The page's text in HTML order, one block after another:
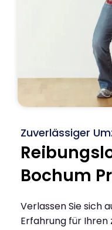
Zuverlässiger
Bochum
Verlassen Sie sich
Erfahrung für Ihren